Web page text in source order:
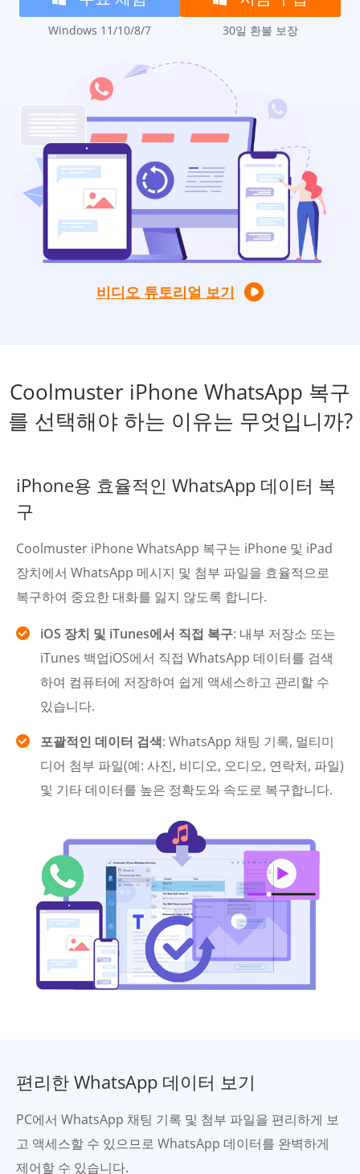
Windows 11/10/8/7 30일 환불 보장
비디오 튜토리얼 보기
Coolmuster iPhone WhatsApp 복구
를 선택해야 하는 이유는 무엇입니까?
iPhone용 효율적인 WhatsApp 데이터 복
구
Coolmuster iPhone WhatsApp 복구는 iPhone 및 iPad
장치에서 WhatsApp 메시지 및 첨부 파일을 효율적으로
복구하여 중요한 대화를 잃지 않도록 합니다.
iOS 장치 및 iTunes에서 직접 복구: 내부 저장소 또는
iTunes 백업iOS에서 직접 WhatsApp 데이터를 검색
하여 컴퓨터에 저장하여 쉽게 액세스하고 관리할 수
있습니다.
포괄적인 데이터 검색: WhatsApp 채팅 기록, 멀티미
디어 첨부 파일(예: 사진, 비디오, 오디오, 연락처, 파일)
및 기타 데이터를 높은 정확도와 속도로 복구합니다.
편리한 WhatsApp 데이터 보기
PC에서 WhatsApp 채팅 기록 및 첨부 파일을 편리하게 보
고 액세스할 수 있으므로 WhatsApp 데이터를 완벽하게
제어할 수 있습니다.